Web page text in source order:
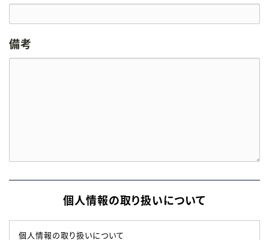
備考
個人情報の取り扱いについて
個人情報の取り扱いについて